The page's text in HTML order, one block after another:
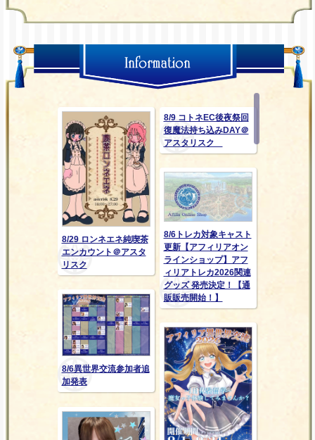
8/29 ロンネエネ純喫茶
エンカウント＠アスタ
リスク
8/9 コトネEC後夜祭回
復魔法持ち込みDAY＠
アスタリスク
8/6トレカ対象キャスト
更新【アフィリアオン
ラインショップ】アフ
ィリアトレカ2026関連
グッズ 発売決定！【通
販販売開始！】
8/6異世界交流参加者追
加発表